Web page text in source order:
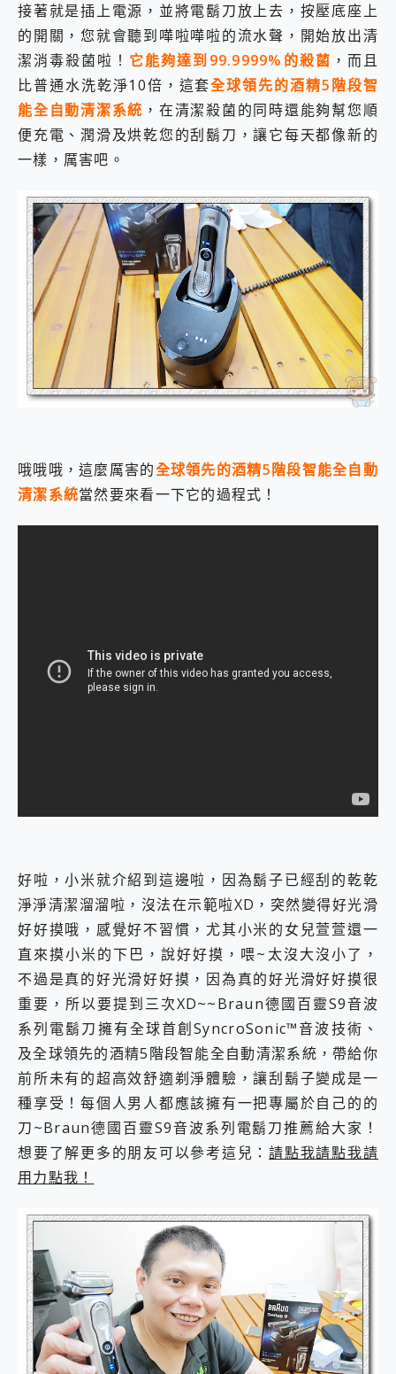
接著就是插上電源，並將電鬍刀放上去，按壓底座上
的開關，您就會聽到嘩啦嘩啦的流水聲，開始放出清
潔消毒殺菌啦！ 它能夠達到99.9999%的殺菌 ，而且
比普通水洗乾淨10倍，這套全球領先的酒精5階段智
能全自動清潔系統 ，在清潔殺菌的同時還能夠幫您順
便充電、潤滑及烘乾您的刮鬍刀，讓它每天都像新的
一樣，厲害吧。
哦哦哦，這麼厲害的全球領先的酒精5階段智能全自動
清潔系統當然要來看一下它的過程式！
好啦，小米就介紹到這邊啦，因為鬍子已經刮的乾乾
淨淨清潔溜溜啦，沒法在示範啦XD，突然變得好光滑
好好摸哦，感覺好不習慣，尤其小米的女兒萱萱還一
直來摸小米的下巴，說好好摸，喂~太沒大沒小了，
不過是真的好光滑好好摸，因為真的好光滑好好摸很
重要，所以要提到三次XD~~Braun德國百靈S9音波
系列電鬍刀擁有全球首創SyncroSonic™音波技術、
及全球領先的酒精5階段智能全自動清潔系統，帶給你
前所未有的超高效舒適剃淨體驗，讓刮鬍子變成是一
種享受！每個人男人都應該擁有一把專屬於自己的的
刀~Braun德國百靈S9音波系列電鬍刀推薦給大家！
想要了解更多的朋友可以參考這兒：請點我請點我請
用力點我！